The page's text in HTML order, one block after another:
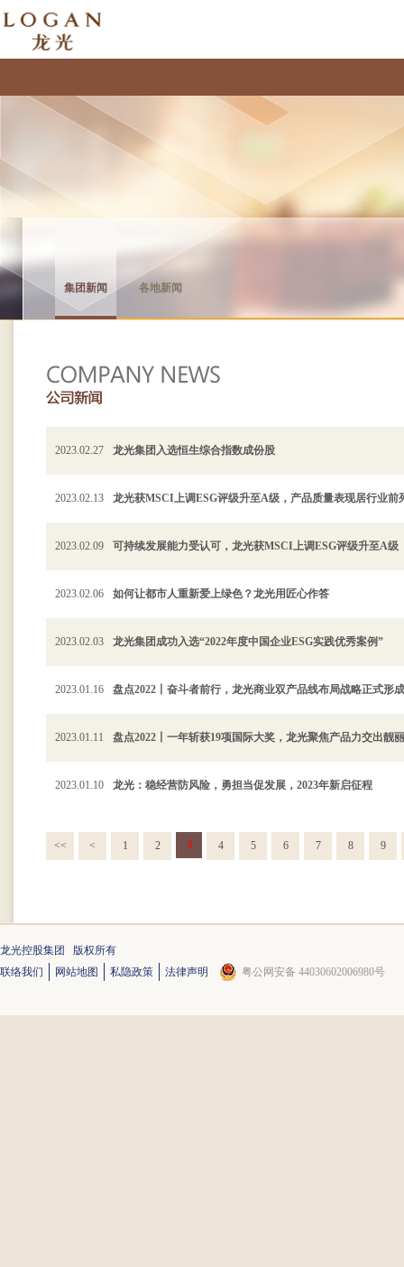
集团新闻 各地新闻
2023.02.27 龙光集团入选恒生综合指数成份股
2023.02.13 龙光获MSCI上调ESG评级升至A级，产品质量表现居行业前
2023.02.09 可持续发展能力受认可，龙光获MSCI上调ESG评级升至A级
2023.02.06 如何让都市人重新爱上绿色？龙光用匠心作答
2023.02.03 龙光集团成功入选“2022年度中国企业ESG实践优秀案例”
2023.01.16 盘点2022丨奋斗者前行，龙光商业双产品线布局战略正式形成
2023.01.11 盘点2022丨一年斩获19项国际大奖，龙光聚焦产品力交出靓
2023.01.10 龙光：稳经营防风险，勇担当促发展，2023年新启征程
<< < 1 2 3 4 5 6 7 8 9
龙光控股集团 版权所有
联络我们
网站地图 私隐政策 法律声明 粤公网安备 44030602006980号